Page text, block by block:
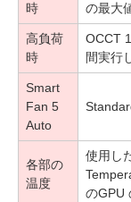
時
の最大
高負荷
時
OCCT
間実行
Smart
Fan 5
Auto
各部の
温度
使用し
のGPU